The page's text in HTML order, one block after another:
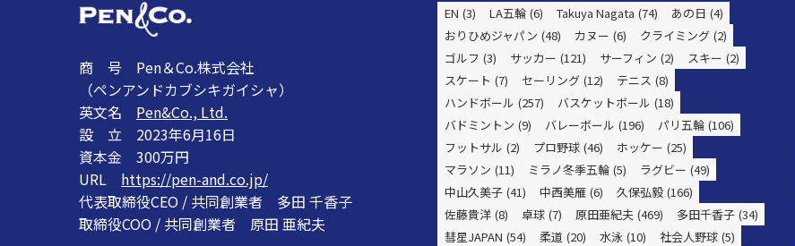
商 号 Pen＆Co.株式会社
（ペンアンドカブシキガイシャ）
英文名 Pen&Co., Ltd.
設 立 2023年6月16日
資本金 300万円
URL https://pen-and.co.jp/
代表取締役CEO / 共同創業者 多田 千香子
取締役COO / 共同創業者 原田 亜紀夫
EN (3) LA五輪 (6) Takuya Nagata (74) あの日 (4)
おりひめジャパン (48) カヌー (6) クライミング (2)
ゴルフ (3) サッカー (121) サーフィン (2) スキー (2)
スケート (7) セーリング (12) テニス (8)
ハンドボール (257) バスケットボール (18)
バドミントン (9) バレーボール (196) パリ五輪 (106)
フットサル (2) プロ野球 (46) ホッケー (25)
マラソン (11) ミラノ冬季五輪 (5) ラグビー (49)
中山久美子 (41) 中西美雁 (6) 久保弘毅 (166)
佐藤貴洋 (8) 卓球 (7) 原田亜紀夫 (469) 多田千香子 (34)
彗星JAPAN (54) 柔道 (20) 水泳 (10) 社会人野球 (5)